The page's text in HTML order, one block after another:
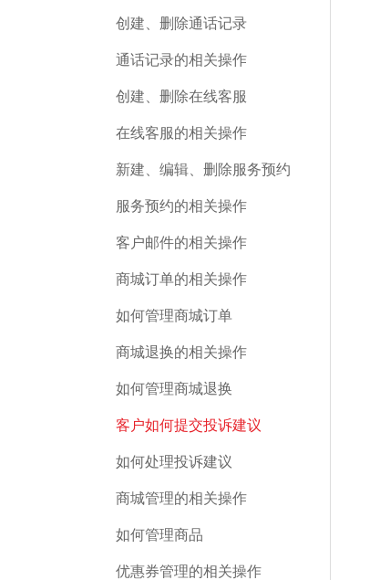
创建、删除通话记录
通话记录的相关操作
创建、删除在线客服
在线客服的相关操作
新建、编辑、删除服务预约
服务预约的相关操作
客户邮件的相关操作
商城订单的相关操作
如何管理商城订单
商城退换的相关操作
如何管理商城退换
客户如何提交投诉建议
如何处理投诉建议
商城管理的相关操作
如何管理商品
优惠券管理的相关操作